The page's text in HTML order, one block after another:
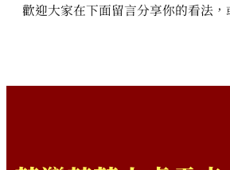
歡迎大家在下面留言分享你的看法，